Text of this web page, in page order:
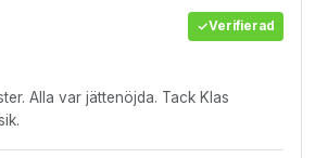
Verifierad
Alla var jättenöjda. Tack Klas